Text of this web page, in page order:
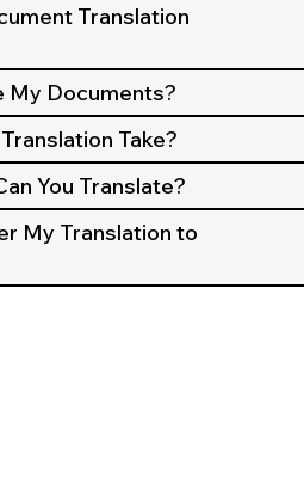
Translation
My Documents?
Take?
You Translate?
My Translation to